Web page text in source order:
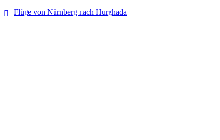
Flüge von Nürnberg nach Hurghada